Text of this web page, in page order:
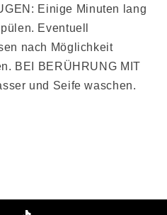
Einige Minuten lang
Eventuell
nach Möglichkeit
BEI BERÜHRUNG MIT
und Seife waschen.